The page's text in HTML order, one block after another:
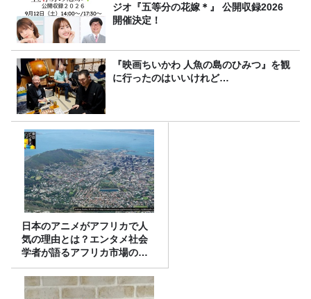
ジオ『五等分の花嫁＊』 公開収録2026
開催決定！
『映画ちいかわ 人魚の島のひみつ』を観
に行ったのはいいけれど…
日本のアニメがアフリカで人
気の理由とは？エンタメ社会
学者が語るアフリカ市場のリ
アル